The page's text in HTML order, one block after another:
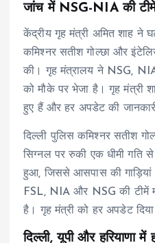
जांच में NSG-NIA की टीमें
केंद्रीय गृह मंत्री अमित शाह ने
कमिश्नर सतीश गोल्छा और
की। गृह मंत्रालय ने NSG,
को मौके पर भेजा है। गृह मंत्री
हुए हैं और हर अपडेट की
दिल्ली पुलिस कमिश्नर सतीश
सिग्नल पर रुकी एक धीमी गति
हुआ, जिससे आसपास की गाड़ियां
FSL, NIA और NSG की टीमें
है। गृह मंत्री को हर अपडेट दिया
दिल्ली, यूपी और हरियाणा